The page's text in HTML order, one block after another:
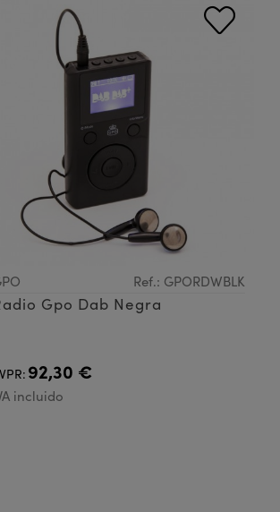
Ref.: GPORDWBLK
Gpo Dab Negra
92,30 €
incluido